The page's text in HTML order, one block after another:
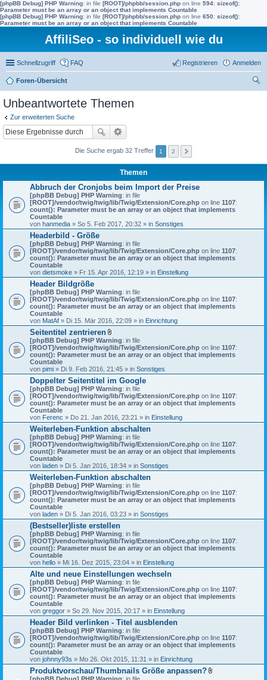
[phpBB Debug] PHP Warning: in file [ROOT]/phpbb/session.php on line 594: sizeof():
Parameter must be an array or an object that implements Countable
[phpBB Debug] PHP Warning: in file [ROOT]/phpbb/session.php on line 650: sizeof():
Parameter must be an array or an object that implements Countable
AffiliSeo - so individuell wie du
Schnellzugriff FAQ Anmelden
Registrieren
Foren-Übersicht
Unbeantwortete Themen
Zur erweiterten Suche
Die Suche ergab 32 Treffer 1 2
Themen
Abbruch der Cronjobs beim Import der Preise
[phpBB Debug] PHP Warning: in file
[ROOT]/vendor/twig/twig/lib/Twig/Extension/Core.php on line 1107:
count(): Parameter must be an array or an object that implements
Countable
von hanmedia » So 5. Feb 2017, 20:32 » in Sonstiges
Headerbild - Größe
[phpBB Debug] PHP Warning: in file
[ROOT]/vendor/twig/twig/lib/Twig/Extension/Core.php on line 1107:
count(): Parameter must be an array or an object that implements
Countable
von dietsmoke » Fr 15. Apr 2016, 12:19 » in Einstellung
Header Bildgröße
[phpBB Debug] PHP Warning: in file
[ROOT]/vendor/twig/twig/lib/Twig/Extension/Core.php on line 1107:
count(): Parameter must be an array or an object that implements
Countable
von MatAf » Di 15. Mär 2016, 22:09 » in Einrichtung
Seitentitel zentrieren
D
a
t
i
a
n
h
a
n
[phpBB Debug] PHP Warning: in file
[ROOT]/vendor/twig/twig/lib/Twig/Extension/Core.php on line 1107:
count(): Parameter must be an array or an object that implements
Countable
von pimi » Di 9. Feb 2016, 21:45 » in Sonstiges
Doppelter Seitentitel im Google
[phpBB Debug] PHP Warning: in file
[ROOT]/vendor/twig/twig/lib/Twig/Extension/Core.php on line 1107:
count(): Parameter must be an array or an object that implements
Countable
von Ferenc » Do 21. Jan 2016, 23:21 » in Einstellung
Weiterleben-Funktion abschalten
[phpBB Debug] PHP Warning: in file
[ROOT]/vendor/twig/twig/lib/Twig/Extension/Core.php on line 1107:
count(): Parameter must be an array or an object that implements
Countable
von laden » Di 5. Jan 2016, 18:34 » in Sonstiges
Weiterleben-Funktion abschalten
[phpBB Debug] PHP Warning: in file
[ROOT]/vendor/twig/twig/lib/Twig/Extension/Core.php on line 1107:
count(): Parameter must be an array or an object that implements
Countable
von laden » Di 5. Jan 2016, 03:23 » in Sonstiges
(Bestseller)liste erstellen
[phpBB Debug] PHP Warning: in file
[ROOT]/vendor/twig/twig/lib/Twig/Extension/Core.php on line 1107:
count(): Parameter must be an array or an object that implements
Countable
von hello » Mi 16. Dez 2015, 23:04 » in Einstellung
Alte und neue Einstellungen wechseln
[phpBB Debug] PHP Warning: in file
[ROOT]/vendor/twig/twig/lib/Twig/Extension/Core.php on line 1107:
count(): Parameter must be an array or an object that implements
Countable
von greggor » So 29. Nov 2015, 20:17 » in Einstellung
Header Bild verlinken - Titel ausblenden
[phpBB Debug] PHP Warning: in file
[ROOT]/vendor/twig/twig/lib/Twig/Extension/Core.php on line 1107:
count(): Parameter must be an array or an object that implements
Countable
von johnny93s » Mo 26. Okt 2015, 11:31 » in Einrichtung
Produktvorschau/Thumbnails Größe anpassen?
[phpBB Debug] PHP Warning: in file